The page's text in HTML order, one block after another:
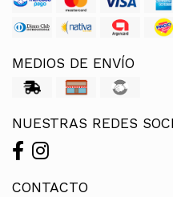
MEDIOS DE ENVÍO
NUESTRAS REDES
CONTACTO